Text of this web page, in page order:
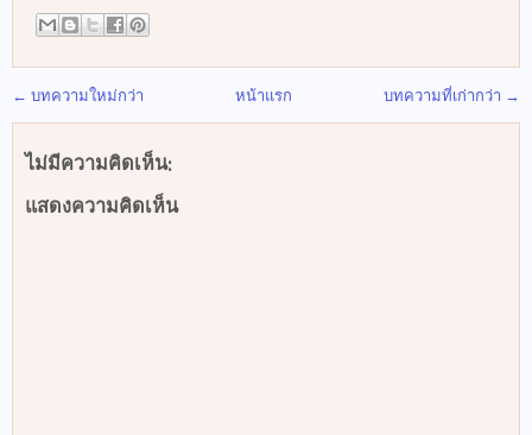
← บทความใหม่กว่า บทความที่เก่ากว่า →
หน้าแรก
ไม่มีความคิดเห็น:
แสดงความคิดเห็น